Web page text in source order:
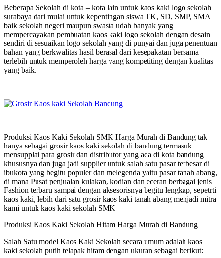
Beberapa Sekolah di kota – kota lain untuk kaos kaki logo sekolah
surabaya dari mulai untuk kepentingan siswa TK, SD, SMP, SMA
baik sekolah negeri maupun swasta udah banyak yang
mempercayakan pembuatan kaos kaki logo sekolah dengan desain
sendiri di sesuaikan logo sekolah yang di punyai dan juga penentuan
bahan yang berkwalitas hasil berasal dari kesepakatan bersama
terlebih untuk memperoleh harga yang kompetiting dengan kualitas
yang baik.
Produksi Kaos Kaki Sekolah SMK Harga Murah di Bandung tak
hanya sebagai grosir kaos kaki sekolah di bandung termasuk
mensupplai para grosir dan distributor yang ada di kota bandung
khususnya dan juga jadi supplier untuk salah satu pasar terbesar di
ibukota yang begitu populer dan melegenda yaitu pasar tanah abang,
di mana Pusat penjualan kulakan, kodian dan eceran berbagai jenis
Fashion terbaru sampai dengan aksesorisnya begitu lengkap, sepetrti
kaos kaki, lebih dari satu grosir kaos kaki tanah abang menjadi mitra
kami untuk kaos kaki sekolah SMK
Produksi Kaos Kaki Sekolah Hitam Harga Murah di Bandung
Salah Satu model Kaos Kaki Sekolah secara umum adalah kaos
kaki sekolah putih telapak hitam dengan ukuran sebagai berikut: